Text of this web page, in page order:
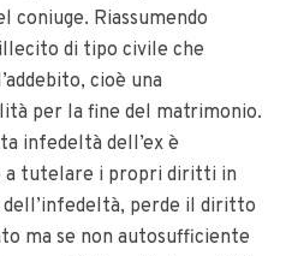
coniuge. Riassumendo
di tipo civile che
cioè una
per la fine del matrimonio.
infedeltà dell’ex è
a tutelare i propri diritti in
dell’infedeltà, perde il diritto
ma se non autosufficiente